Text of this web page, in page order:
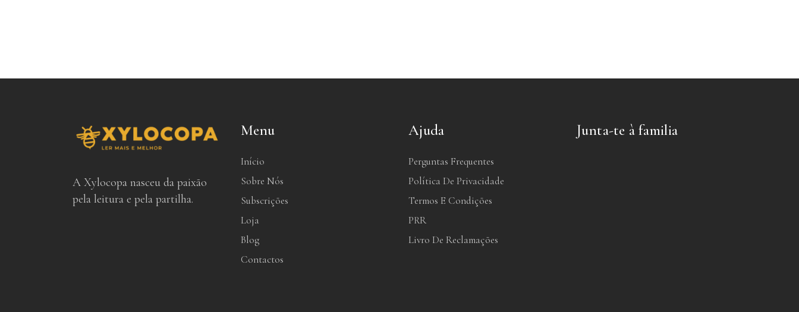
A Xylocopa nasceu da paixão
pela leitura e pela partilha.
Menu
Início
Sobre Nós
Subscrições
Loja
Blog
Contactos
Ajuda
Perguntas Frequentes
Política De Privacidade
Termos E Condições
PRR
Livro De Reclamações
Junta-te à familia